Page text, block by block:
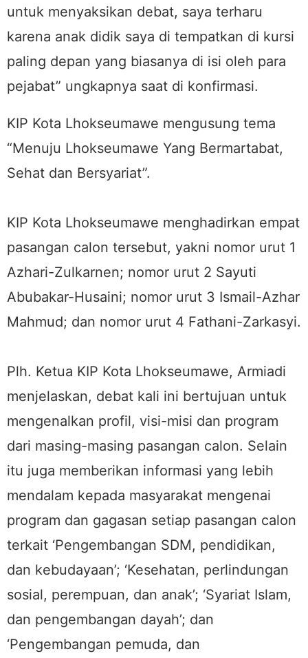
untuk menyaksikan debat, saya terharu
karena anak didik saya di tempatkan di kursi
paling depan yang biasanya di isi oleh para
pejabat” ungkapnya saat di konfirmasi.
KIP Kota Lhokseumawe mengusung tema
“Menuju Lhokseumawe Yang Bermartabat,
Sehat dan Bersyariat”.
KIP Kota Lhokseumawe menghadirkan empat
pasangan calon tersebut, yakni nomor urut 1
Azhari-Zulkarnen; nomor urut 2 Sayuti
Abubakar-Husaini; nomor urut 3 Ismail-Azhar
Mahmud; dan nomor urut 4 Fathani-Zarkasyi.
Plh. Ketua KIP Kota Lhokseumawe, Armiadi
menjelaskan, debat kali ini bertujuan untuk
mengenalkan profil, visi-misi dan program
dari masing-masing pasangan calon. Selain
itu juga memberikan informasi yang lebih
mendalam kepada masyarakat mengenai
program dan gagasan setiap pasangan calon
terkait ‘Pengembangan SDM, pendidikan,
dan kebudayaan’; ‘Kesehatan, perlindungan
sosial, perempuan, dan anak’; ‘Syariat Islam,
dan pengembangan dayah’; dan
‘Pengembangan pemuda, dan